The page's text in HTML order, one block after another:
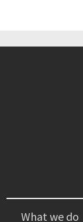
What we do